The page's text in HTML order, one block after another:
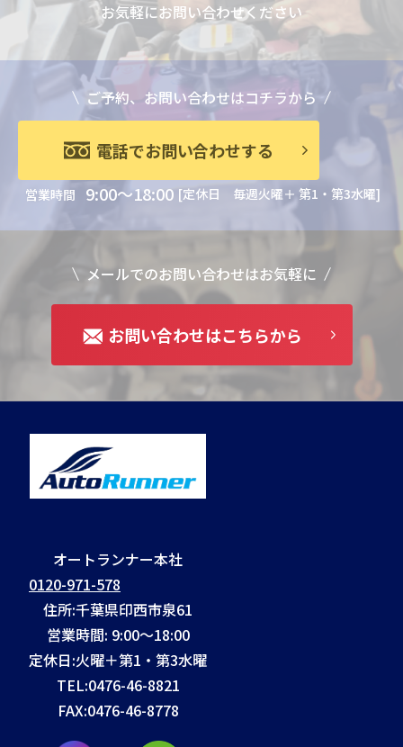
お気軽にお問い合わせください
ご予約、お問い合わせはコチラから
電話でお問い合わせする
営業時間 9:00～18:00 [定休日 毎週火曜＋ 第1・第3水曜]
メールでのお問い合わせはお気軽に
お問い合わせはこちらから
オートランナー本社
0120-971-578
住所:千葉県印西市泉61
営業時間: 9:00～18:00
定休日:火曜＋第1・第3水曜
TEL:0476-46-8821
FAX:0476-46-8778